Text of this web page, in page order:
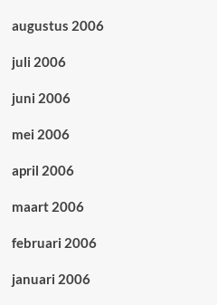
augustus 2006
juli 2006
juni 2006
mei 2006
april 2006
maart 2006
februari 2006
januari 2006